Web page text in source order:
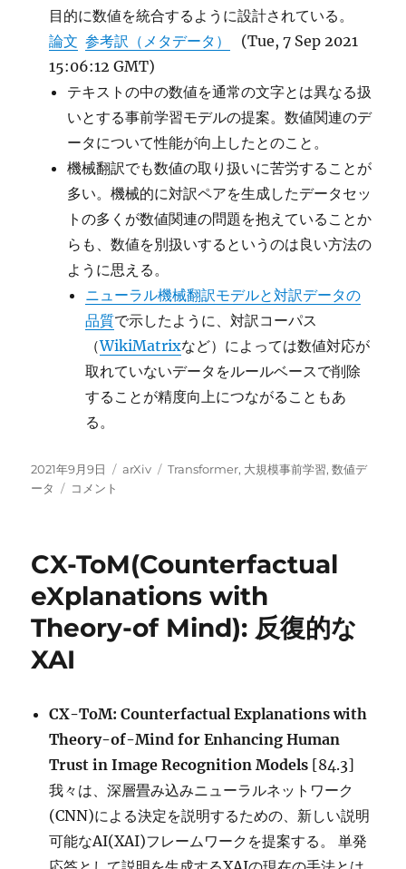
目的に数値を統合するように設計されている。
論文 参考訳（メタデータ）
(Tue, 7 Sep 2021
15:06:12 GMT)
テキストの中の数値を通常の文字とは異なる扱
いとする事前学習モデルの提案。数値関連のデ
ータについて性能が向上したとのこと。
機械翻訳でも数値の取り扱いに苦労することが
多い。機械的に対訳ペアを生成したデータセッ
トの多くが数値関連の問題を抱えていることか
らも、数値を別扱いするというのは良い方法の
ように思える。
ニューラル機械翻訳モデルと対訳データの
品質で示したように、対訳コーパス
（WikiMatrixなど）によっては数値対応が
取れていないデータをルールベースで削除
することが精度向上につながることもあ
る。
投
稿
2021年9月9日
カ
arXiv
タ
Transformer, 大規模事前学習,数値デ
ータ
NumGPT:
特
を
明
示
う
事
学
習
モ
ル
コメント
CX-ToM(Counterfactual
eXplanations with
Theory-of Mind): 反復的な
XAI
CX-ToM: Counterfactual Explanations with
Theory-of-Mind for Enhancing Human
Trust in Image Recognition Models [84.3]
我々は、深層畳み込みニューラルネットワーク
(CNN)による決定を説明するための、新しい説明
可能なAI(XAI)フレームワークを提案する。 単発